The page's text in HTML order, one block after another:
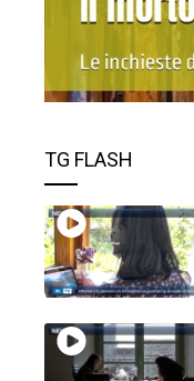
TG FLASH